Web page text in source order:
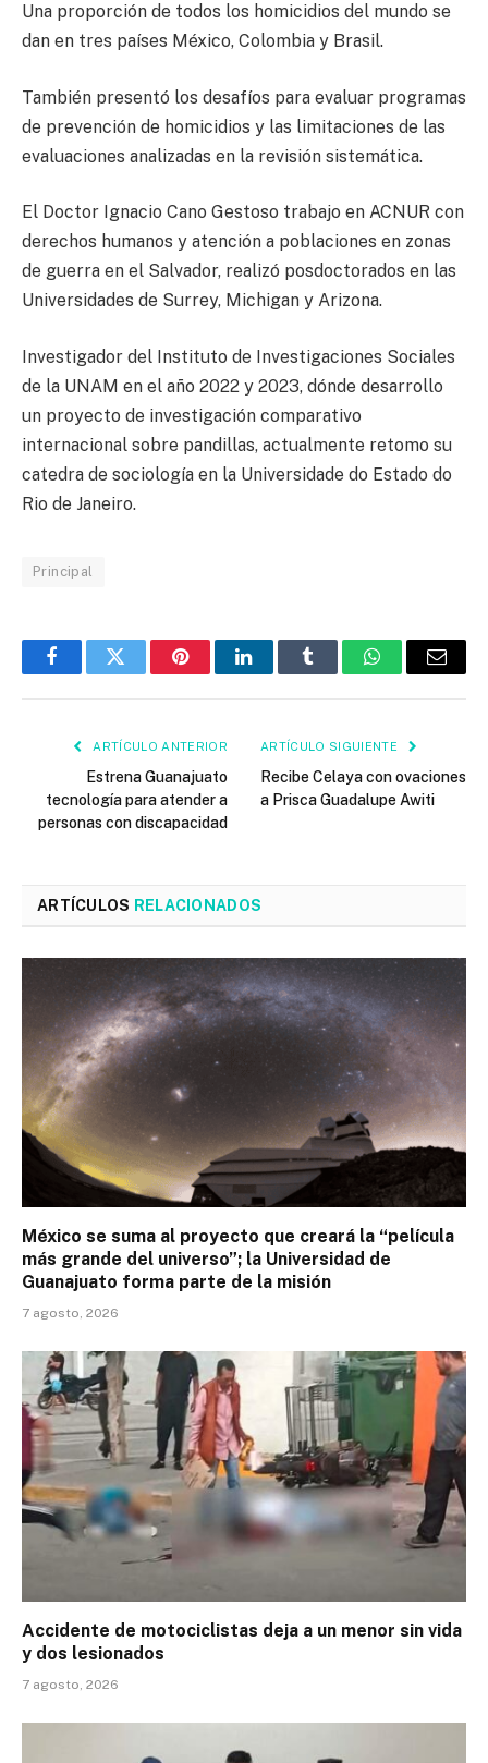
Una proporción de todos los homicidios del mundo se
dan en tres países México, Colombia y Brasil.
También presentó los desafíos para evaluar programas
de prevención de homicidios y las limitaciones de las
evaluaciones analizadas en la revisión sistemática.
El Doctor Ignacio Cano Gestoso trabajo en ACNUR con
derechos humanos y atención a poblaciones en zonas
de guerra en el Salvador, realizó posdoctorados en las
Universidades de Surrey, Michigan y Arizona.
Investigador del Instituto de Investigaciones Sociales
de la UNAM en el año 2022 y 2023, dónde desarrollo
un proyecto de investigación comparativo
internacional sobre pandillas, actualmente retomo su
catedra de sociología en la Universidade do Estado do
Rio de Janeiro.
Principal
FacebookTwitter PinterestLinkedInTumblr WhatsAppEmail
ARTÍCULO ANTERIOR
Estrena Guanajuato
tecnología para atender a
personas con discapacidad
ARTÍCULO SIGUIENTE
Recibe Celaya con ovaciones
a Prisca Guadalupe Awiti
ARTÍCULOS RELACIONADOS
México se suma al proyecto que creará la “película
más grande del universo”; la Universidad de
Guanajuato forma parte de la misión
7 agosto, 2026
Accidente de motociclistas deja a un menor sin vida
y dos lesionados
7 agosto, 2026